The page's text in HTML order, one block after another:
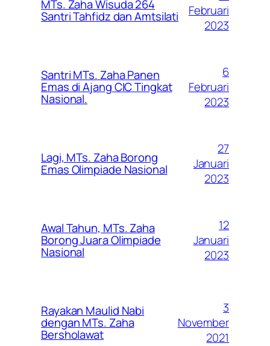
MTs. Zaha Wisuda 264
Santri Tahfidz dan Amtsilati
Februari
2023
Santri MTs. Zaha Panen
Emas di Ajang CIC Tingkat
Nasional.
6
Februari
2023
Lagi, MTs. Zaha Borong
Emas Olimpiade Nasional
27
Januari
2023
Awal Tahun, MTs. Zaha
Borong Juara Olimpiade
Nasional
12
Januari
2023
Rayakan Maulid Nabi
dengan MTs. Zaha
Bersholawat
3
November
2021